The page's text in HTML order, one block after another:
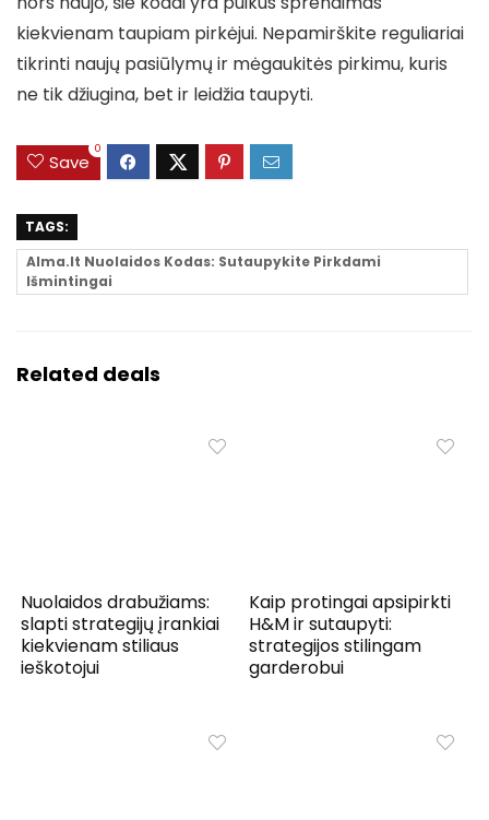
kiekvienam taupiam pirkėjui. Nepamirškite reguliariai
tikrinti naujų pasiūlymų ir mėgaukitės pirkimu, kuris
ne tik džiugina, bet ir leidžia taupyti.
Save
0
TAGS:
Alma.lt Nuolaidos Kodas: Sutaupykite Pirkdami
Išmintingai
Related deals
Nuolaidos drabužiams:
slapti strategijų įrankiai
kiekvienam stiliaus
ieškotojui
Kaip protingai apsipirkti
H&M ir sutaupyti:
strategijos stilingam
garderobui